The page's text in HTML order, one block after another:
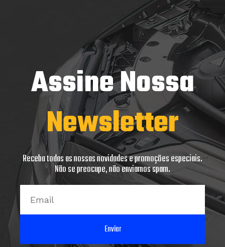
Assine Nossa
Newsletter
Receba todas as nossas novidades e promoções especiais.
Não se preocupe, não enviamos spam.
Enviar